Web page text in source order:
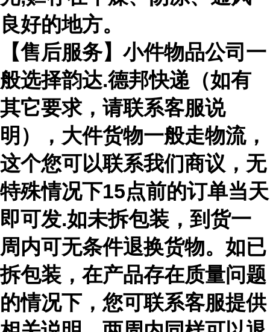
良好的地方。
【售后服务】小件物品公司一
般选择韵达.德邦快递（如有
其它要求，请联系客服说
明），大件货物一般走物流，
这个您可以联系我们商议，无
特殊情况下15点前的订单当天
即可发.如未拆包装，到货一
周内可无条件退换货物。如已
拆包装，在产品存在质量问题
的情况下，您可联系客服提供